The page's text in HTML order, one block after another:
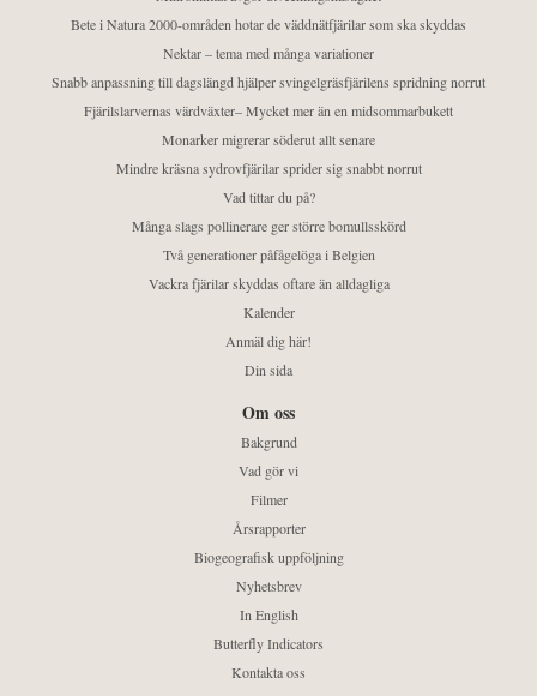
Bete i Natura 2000-områden hotar de väddnätfjärilar som ska skyddas
Nektar – tema med många variationer
Snabb anpassning till dagslängd hjälper svingelgräsfjärilens spridning norrut
Fjärilslarvernas värdväxter– Mycket mer än en midsommarbukett
Monarker migrerar söderut allt senare
Mindre kräsna sydrovfjärilar sprider sig snabbt norrut
Vad tittar du på?
Många slags pollinerare ger större bomullsskörd
Två generationer påfågelöga i Belgien
Vackra fjärilar skyddas oftare än alldagliga
Kalender
Anmäl dig här!
Din sida
Om oss
Bakgrund
Vad gör vi
Filmer
Årsrapporter
Biogeografisk uppföljning
Nyhetsbrev
In English
Butterfly Indicators
Kontakta oss